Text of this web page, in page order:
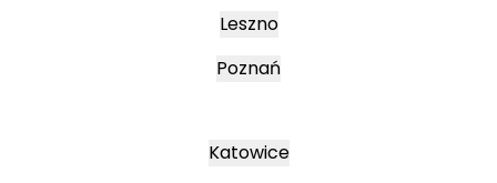
Leszno
Poznań
Katowice